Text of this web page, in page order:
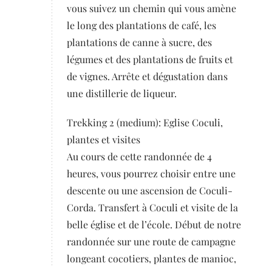
vous suivez un chemin qui vous amène
le long des plantations de café, les
plantations de canne à sucre, des
légumes et des plantations de fruits et
de vignes. Arrête et dégustation dans
une distillerie de liqueur.
Trekking 2 (medium): Eglise Coculi,
plantes et visites
Au cours de cette randonnée de 4
heures, vous pourrez choisir entre une
descente ou une ascension de Coculi-
Corda. Transfert à Coculi et visite de la
belle église et de l’école. Début de notre
randonnée sur une route de campagne
longeant cocotiers, plantes de manioc,